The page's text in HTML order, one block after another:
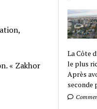
« Zakhor
La Côte
le plus
Après
seconde